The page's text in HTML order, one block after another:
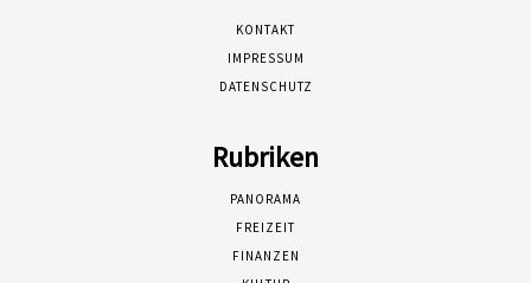
KONTAKT
IMPRESSUM
DATENSCHUTZ
Rubriken
PANORAMA
FREIZEIT
FINANZEN